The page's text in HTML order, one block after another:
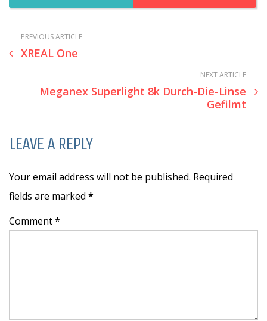
PREVIOUS ARTICLE
XREAL One
NEXT ARTICLE
Meganex Superlight 8k Durch-Die-Linse
Gefilmt
LEAVE A REPLY
Your email address will not be published. Required
fields are marked *
Comment *